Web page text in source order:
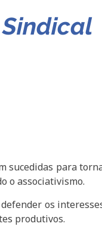
sucedidas para
o associativismo.
os
produtivos.